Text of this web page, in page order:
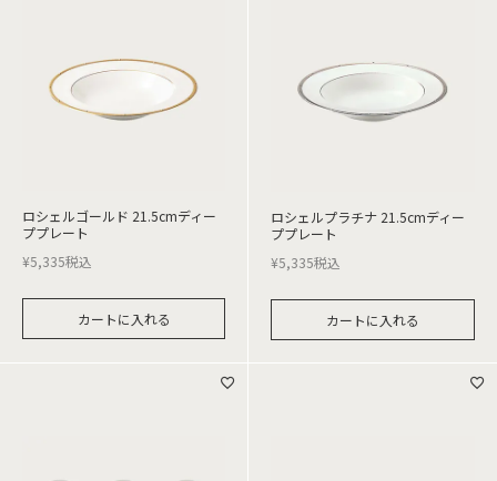
ロシェルゴールド 21.5cmディー
ププレート
¥5,335税込
カートに入れる
ロシェルプラチナ 21.5cmディー
ププレート
¥5,335税込
カートに入れる